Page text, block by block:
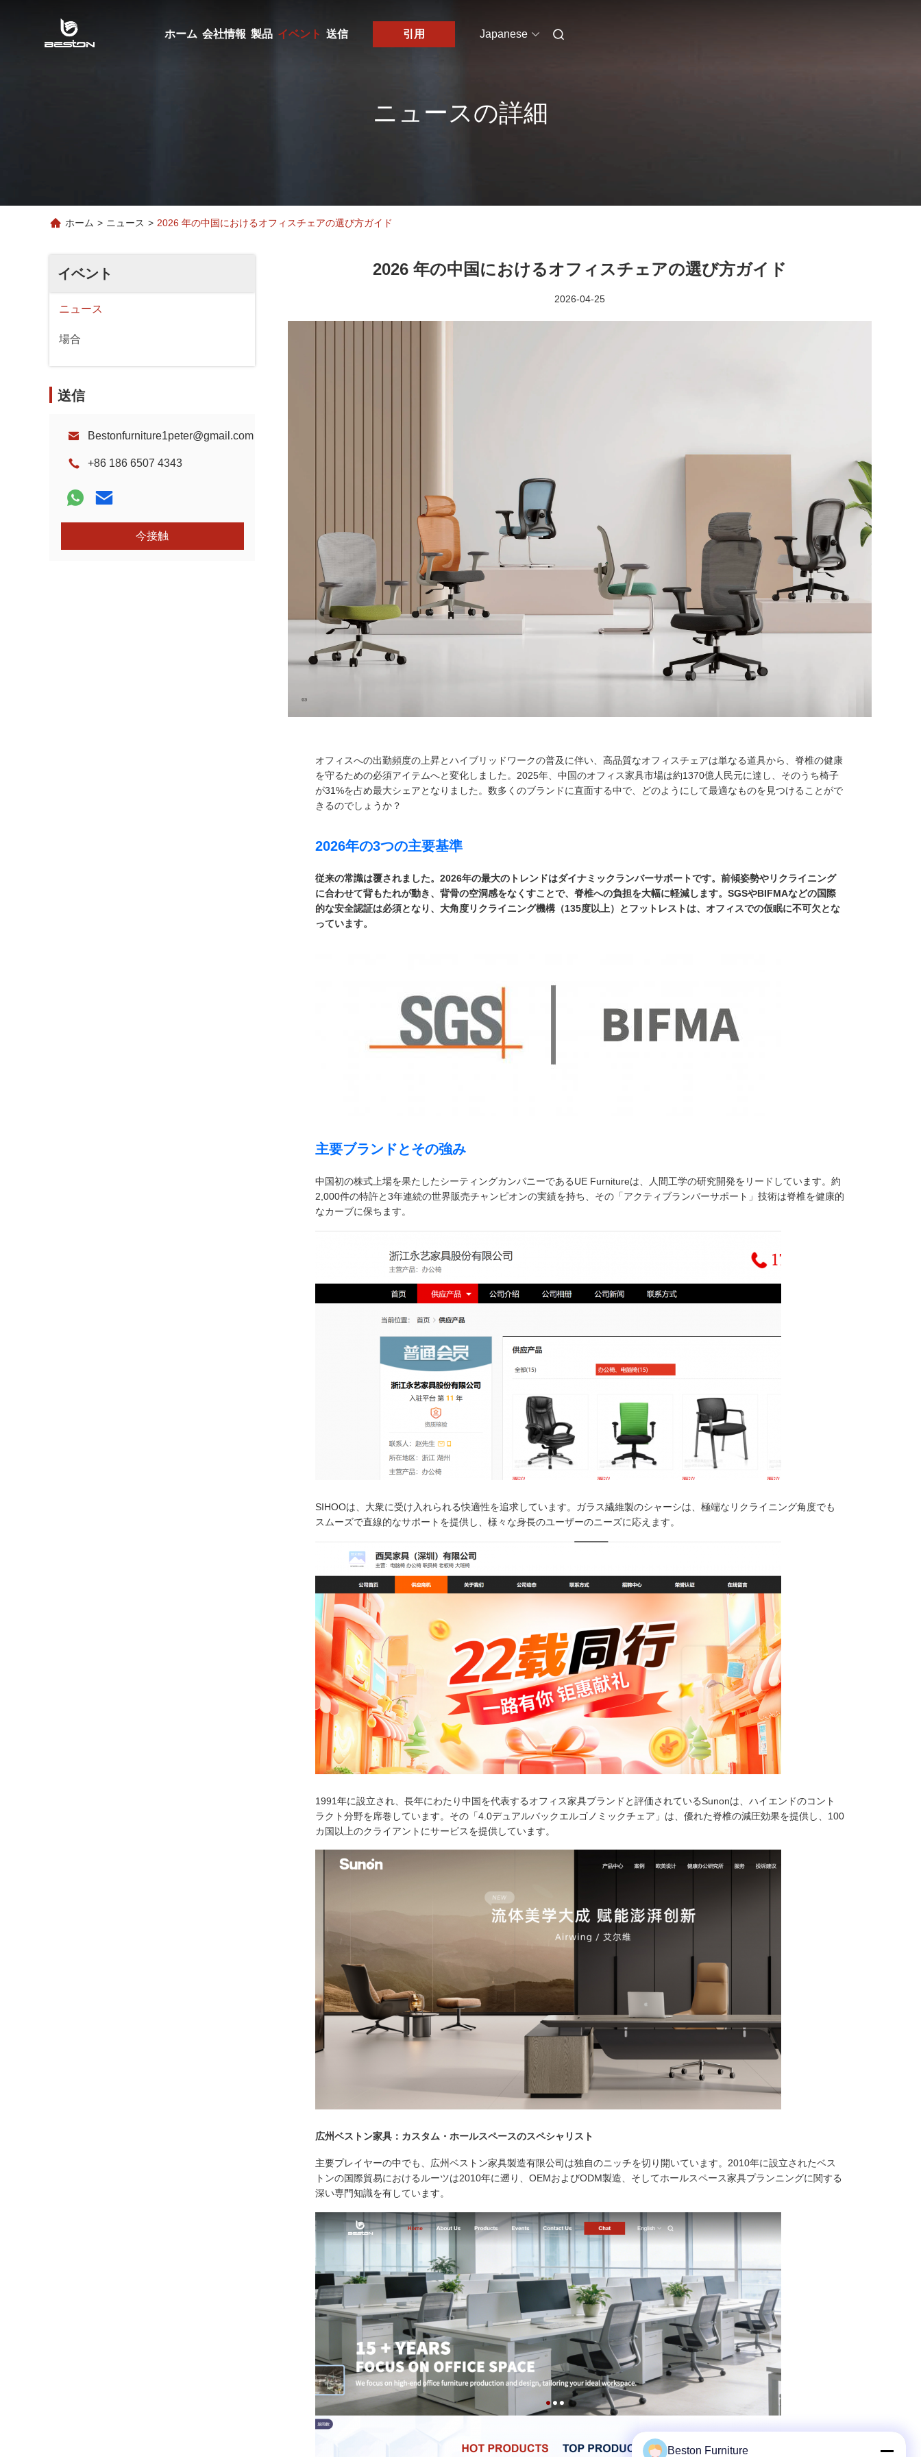
ホーム 会社情報 製品 イベント 送信 引用 Japanese
ニュースの詳細
ホーム > ニュース > 2026 年の中国におけるオフィスチェアの選び方ガイド
イベント
ニュース
場合
送信
Bestonfurniture1peter@gmail.com
+86 186 6507 4343
今接触
2026 年の中国におけるオフィスチェアの選び方ガイド
2026-04-25
オフィスへの出勤頻度の上昇とハイブリッドワークの普及に伴い、高品質なオフィスチェアは単なる道具から、脊椎の健康
を守るための必須アイテムへと変化しました。2025年、中国のオフィス家具市場は約1370億人民元に達し、そのうち椅子
が31%を占め最大シェアとなりました。数多くのブランドに直面する中で、どのようにして最適なものを見つけることがで
きるのでしょうか？
2026年の3つの主要基準
従来の常識は覆されました。2026年の最大のトレンドはダイナミックランバーサポートです。前傾姿勢やリクライニング
に合わせて背もたれが動き、背骨の空洞感をなくすことで、脊椎への負担を大幅に軽減します。SGSやBIFMAなどの国際
的な安全認証は必須となり、大角度リクライニング機構（135度以上）とフットレストは、オフィスでの仮眠に不可欠とな
っています。
主要ブランドとその強み
中国初の株式上場を果たしたシーティングカンパニーであるUE Furnitureは、人間工学の研究開発をリードしています。約
2,000件の特許と3年連続の世界販売チャンピオンの実績を持ち、その「アクティブランバーサポート」技術は脊椎を健康的
なカーブに保ちます。
SIHOOは、大衆に受け入れられる快適性を追求しています。ガラス繊維製のシャーシは、極端なリクライニング角度でも
スムーズで直線的なサポートを提供し、様々な身長のユーザーのニーズに応えます。
1991年に設立され、長年にわたり中国を代表するオフィス家具ブランドと評価されているSunonは、ハイエンドのコント
ラクト分野を席巻しています。その「4.0デュアルバックエルゴノミックチェア」は、優れた脊椎の減圧効果を提供し、100
カ国以上のクライアントにサービスを提供しています。
広州ベストン家具：カスタム・ホールスペースのスペシャリスト
主要プレイヤーの中でも、広州ベストン家具製造有限公司は独自のニッチを切り開いています。2010年に設立されたベス
トンの国際貿易におけるルーツは2010年に遡り、OEMおよびODM製造、そしてホールスペース家具プランニングに関する
深い専門知識を有しています。
Beston Furniture